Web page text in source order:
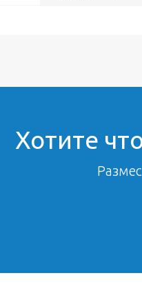
Хотите